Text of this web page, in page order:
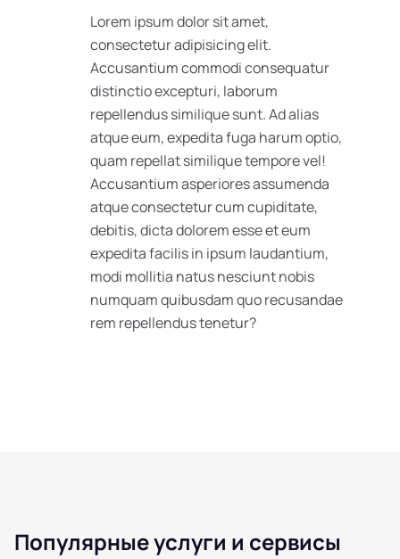
Lorem ipsum dolor sit amet,
consectetur adipisicing elit.
Accusantium commodi consequatur
distinctio excepturi, laborum
repellendus similique sunt. Ad alias
atque eum, expedita fuga harum optio,
quam repellat similique tempore vel!
Accusantium asperiores assumenda
atque consectetur cum cupiditate,
debitis, dicta dolorem esse et eum
expedita facilis in ipsum laudantium,
modi mollitia natus nesciunt nobis
numquam quibusdam quo recusandae
rem repellendus tenetur?
Популярные услуги и сервисы